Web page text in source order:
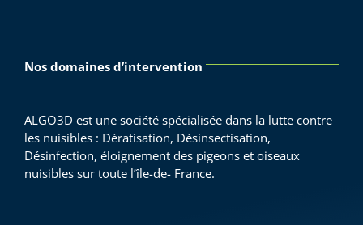
Nos domaines d’intervention
ALGO3D est une société spécialisée dans la lutte contre
les nuisibles : Dératisation, Désinsectisation,
Désinfection, éloignement des pigeons et oiseaux
nuisibles sur toute l’île-de- France.